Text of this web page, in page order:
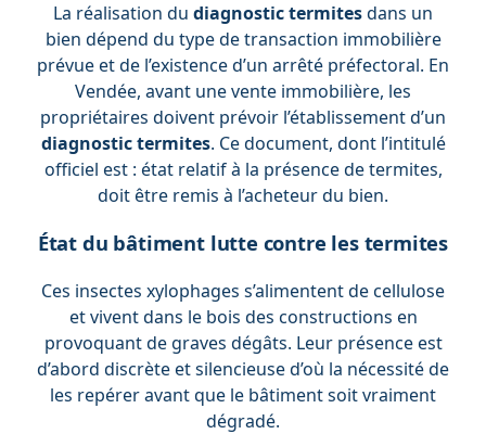
La réalisation du diagnostic termitesdans un
bien dépend du type de transaction immobilière
prévue et de l’existence d’un arrêté préfectoral. En
Vendée, avant une vente immobilière, les
propriétaires doivent prévoir l’établissement d’un
diagnostic termites. Ce document, dont l’intitulé
officiel est : état relatif à la présence de termites,
doit être remis à l’acheteur du bien.
État du bâtiment lutte contre les termites
Ces insectes xylophages s’alimentent de cellulose
et vivent dans le bois des constructions en
provoquant de graves dégâts. Leur présence est
d’abord discrète et silencieuse d’où la nécessité de
les repérer avant que le bâtiment soit vraiment
dégradé.